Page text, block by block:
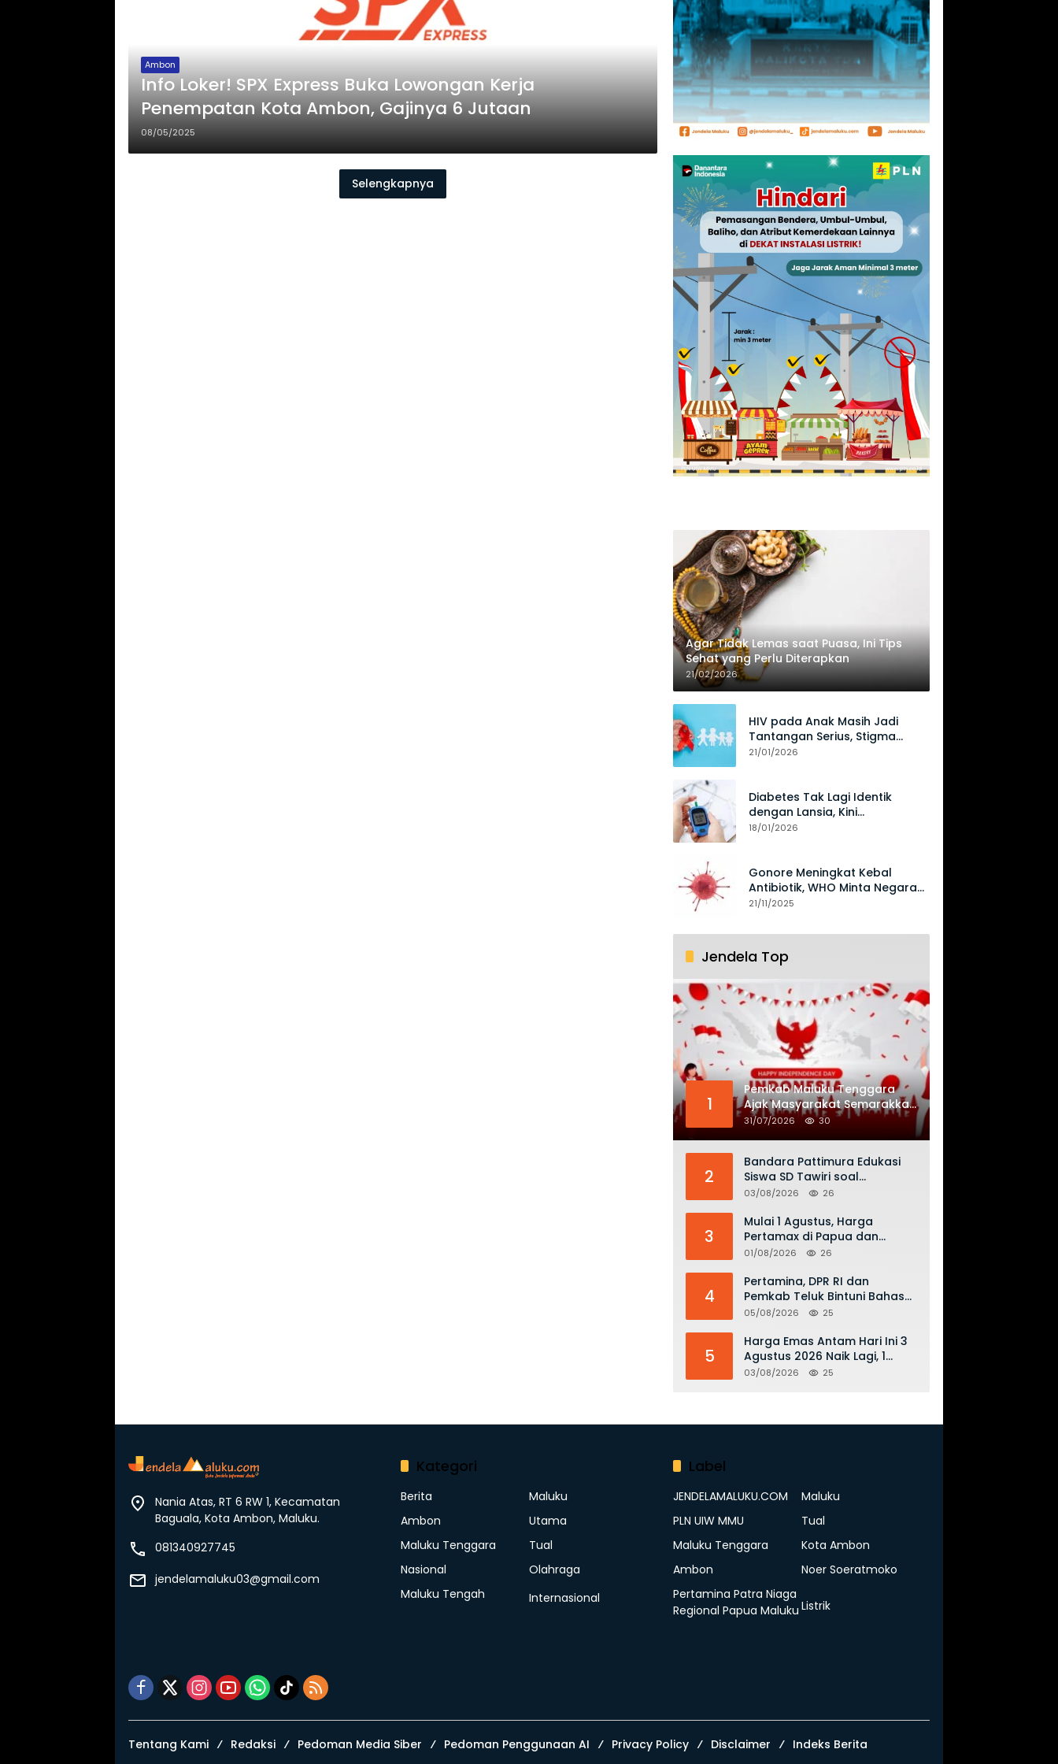
Ambon
Info Loker! SPX Express Buka Lowongan Kerja
Penempatan Kota Ambon, Gajinya 6 Jutaan
08/05/2025
Selengkapnya
Agar Tidak Lemas saat Puasa, Ini Tips
Sehat yang Perlu Diterapkan
21/02/2026
HIV pada Anak Masih Jadi
Tantangan Serius, Stigma
Hambat Akses Perawatan
21/01/2026
Diabetes Tak Lagi Identik
dengan Lansia, Kini
Mengancam Generasi Muda
18/01/2026
Gonore Meningkat Kebal
Antibiotik, WHO Minta Negara
Perkuat Surveilans
21/11/2025
Jendela Top
1
Pemkab Maluku Tenggara
Ajak Masyarakat Semarakkan
HUT ke-81 RI dengan
31/07/2026 30
2
Bandara Pattimura Edukasi
Siswa SD Tawiri soal
Keselamatan Penerbangan
layang di KKOP
03/08/2026 26
3
Mulai 1 Agustus, Harga
Pertamax di Papua dan
Maluku Turun Jadi Rp16.300
01/08/2026 26
4
Pertamina, DPR RI dan
Pemkab Teluk Bintuni Bahas
Penguatan Distribusi BBM dan
05/08/2026 25
5
Harga Emas Antam Hari Ini 3
Agustus 2026 Naik Lagi, 1
Gram Tembus Rp 2,61 Juta
03/08/2026 25
Nania Atas, RT 6 RW 1, Kecamatan
Baguala, Kota Ambon, Maluku.
081340927745
jendelamaluku03@gmail.com
Kategori
Berita
Maluku
Ambon
Utama
Maluku Tenggara
Tual
Nasional
Olahraga
Maluku Tengah
Internasional
Label
JENDELAMALUKU.COM
Maluku
PLN UIW MMU
Tual
Maluku Tenggara
Kota Ambon
Ambon
Noer Soeratmoko
Pertamina Patra Niaga
Regional Papua Maluku Listrik
Tentang Kami Redaksi Pedoman Media Siber Pedoman Penggunaan AI Privacy Policy Disclaimer Indeks Berita